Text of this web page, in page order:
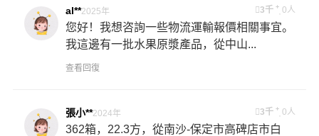
al**2025年 3千 + 0人
您好！我想咨詢一些物流運輸報價相關事宜。
我這邊有一批水果原漿產品，從中山...
查看回復
張小**2024年 3千 + 0人
362箱，22.3方，從南沙-保定市高碑店市白